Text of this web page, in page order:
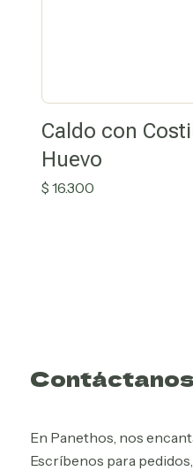
Caldo con
Huevo
$ 16.300
Contáctanos
En Panethos, nos
Escríbenos para